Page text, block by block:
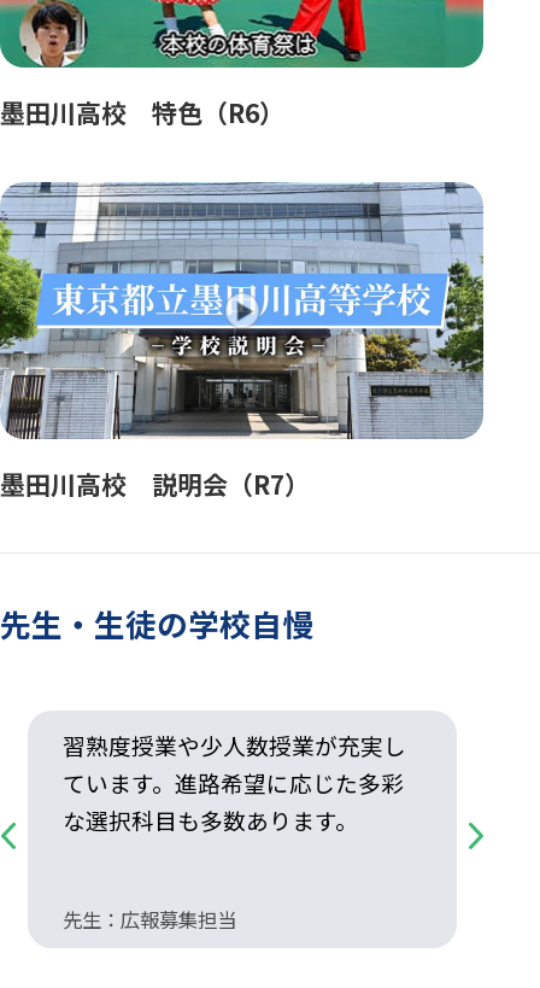
墨田川高校 特色（R6）
墨田川高校 説明会（R7）
先生・生徒の学校自慢
Previous
習熟度授業や少人数授業が充実し
ています。進路希望に応じた多彩
な選択科目も多数あります。
先生：広報募集担当
Next